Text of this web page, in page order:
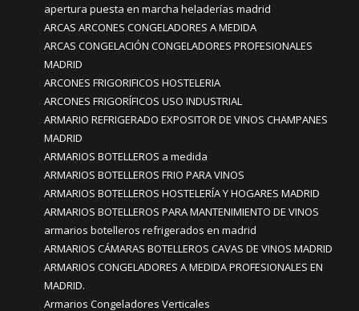
apertura puesta en marcha heladerías madrid
ARCAS ARCONES CONGELADORES A MEDIDA
ARCAS CONGELACIÓN CONGELADORES PROFESIONALES
MADRID
ARCONES FRIGORIFICOS HOSTELERIA
ARCONES FRIGORÍFICOS USO INDUSTRIAL
ARMARIO REFRIGERADO EXPOSITOR DE VINOS CHAMPANES
MADRID
ARMARIOS BOTELLEROS a medida
ARMARIOS BOTELLEROS FRIO PARA VINOS
ARMARIOS BOTELLEROS HOSTELERÍA Y HOGARES MADRID
ARMARIOS BOTELLEROS PARA MANTENIMIENTO DE VINOS
armarios botelleros refrigerados en madrid
ARMARIOS CÁMARAS BOTELLEROS CAVAS DE VINOS MADRID
ARMARIOS CONGELADORES A MEDIDA PROFESIONALES EN
MADRID.
Armarios Congeladores Verticales